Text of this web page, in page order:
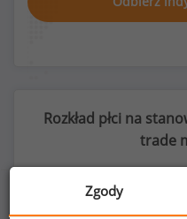
Rozkład płci na
trade
Zgody